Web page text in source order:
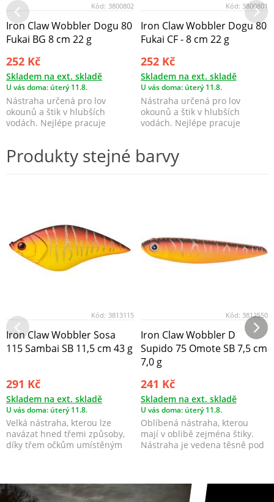
Kód: 3800802
Iron Claw Wobbler Dogu 80
Fukai BG 8 cm 22 g
252 Kč
Skladem na ext. skladě
U vás doma: úterý 11.8.
Nástraha určená pro lov
okounů a štik v hlubších
vodách. Nejlépe pracuje
Kód: 3800801
Iron Claw Wobbler Dogu 80
Fukai CF - 8 cm 22 g
252 Kč
Skladem na ext. skladě
U vás doma: úterý 11.8.
Nástraha určená pro lov
okounů a štik v hlubších
vodách. Nejlépe pracuje
Produkty stejné barvy
Kód: 3813115
Iron Claw Wobbler Sosa
115 Sambai SB 11,5 cm 43 g
291 Kč
Skladem na ext. skladě
U vás doma: úterý 11.8.
Velká nástraha, kterou lze
navázat hned třemi způsoby,
díky třem očkům umístěným
Kód: 3812550
Iron Claw Wobbler D
Supido 75 Omote SB 7,5 cm
7,0 g
241 Kč
Skladem na ext. skladě
U vás doma: úterý 11.8.
Oblíbená nástraha, kterou
mají v oblibě zejména štiky.
Nástraha je vedena těsně pod